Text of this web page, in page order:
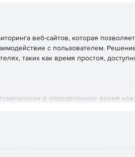
веб-сайтов, которая
с пользователем.
таких как время простоя,
в определенное время
рабочие процессы выполняли